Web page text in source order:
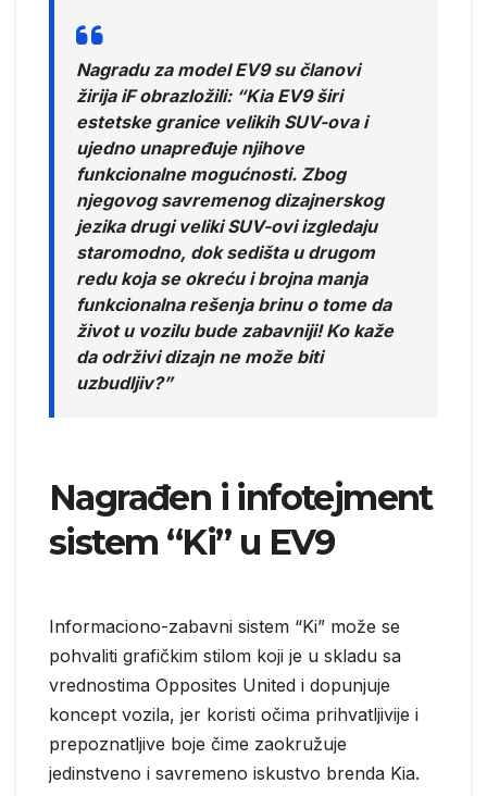
Nagradu za model EV9 su članovi
žirija iF obrazložili: “Kia EV9 širi
estetske granice velikih SUV-ova i
ujedno unapređuje njihove
funkcionalne mogućnosti. Zbog
njegovog savremenog dizajnerskog
jezika drugi veliki SUV-ovi izgledaju
staromodno, dok sedišta u drugom
redu koja se okreću i brojna manja
funkcionalna rešenja brinu o tome da
život u vozilu bude zabavniji! Ko kaže
da održivi dizajn ne može biti
uzbudljiv?”
Nagrađen i infotejment
sistem “Ki” u EV9
Informaciono-zabavni sistem “Ki” može se
pohvaliti grafičkim stilom koji je u skladu sa
vrednostima Opposites United i dopunjuje
koncept vozila, jer koristi očima prihvatljivije i
prepoznatljive boje čime zaokružuje
jedinstveno i savremeno iskustvo brenda Kia.